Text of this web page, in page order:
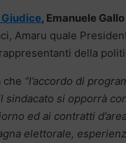
, Emanuele
Amaru quale
della
che “l’accordo di
si opporrà
ed ai contratti
elettorale,